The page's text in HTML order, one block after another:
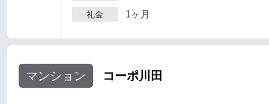
礼金 1ヶ月
マンション コーポ川田